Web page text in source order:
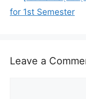
for 1st Semester
Leave a